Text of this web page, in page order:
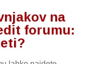
na
forumu: